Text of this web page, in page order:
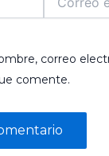
electrónico*
correo
comente.